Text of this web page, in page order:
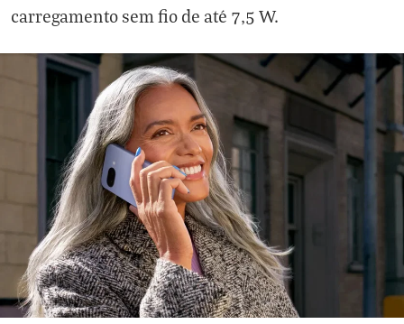
carregamento sem fio de até 7,5 W.